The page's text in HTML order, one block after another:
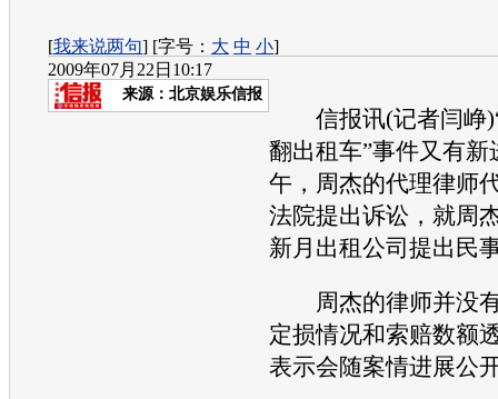
[我来说两句] [字号： 大 中 小]
2009年07月22日10:17
来源： 北京娱乐信报
信报讯(记者闫峥
翻出租车”事件又有新
午，周杰的代理律师
法院提出诉讼，就周
新月出租公司提出民
周杰的律师并没有
定损情况和索赔数额
表示会随案情进展公